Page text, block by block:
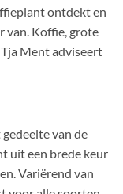
ontdekt en
van. Koffie, grote
Ment adviseert
van de
uit een brede keur
Variërend van